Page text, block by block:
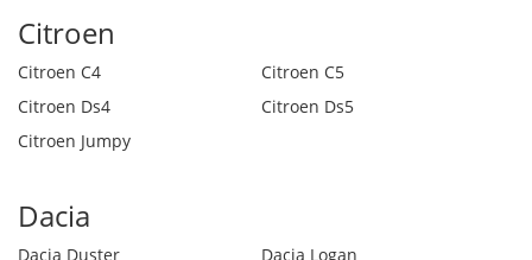
Citroen
Citroen C4
Citroen C5
Citroen Ds4
Citroen Ds5
Citroen Jumpy
Dacia
Dacia Duster
Dacia Logan